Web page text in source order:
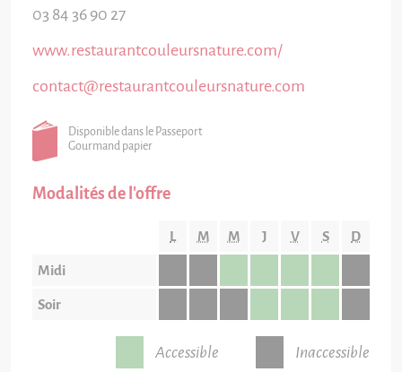
03 84 36 90 27
www.restaurantcouleursnature.com/
contact@restaurantcouleursnature.com
Disponible dans le Passeport
Gourmand papier
Modalités de l'offre
L M M J V S D
Midi
Soir
Accessible Inaccessible